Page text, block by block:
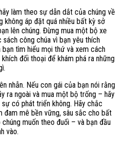
làm theo sự dẫn dắt của chúng về
không áp đặt quá nhiều bất kỳ sở
lên chúng. Đừng mua một bộ xe
công chúa vì bạn yêu thích
tìm hiểu mọi thứ và xem cách
đối thoại để khám phá ra những
nhẫn. Nếu con gái của bạn nói rằng
ra ngoài và mua một bộ trống – hãy
có phát triển không. Hãy chắc
đam mê bền vững, sâu sắc cho bất
muốn theo đuổi – và bạn đầu
vào.